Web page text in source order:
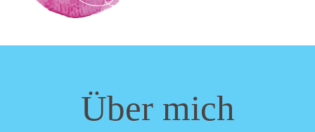
Über mich